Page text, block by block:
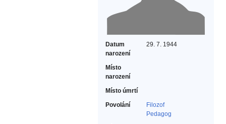
Datum
narození
29. 7. 1944
Místo
narození
Místo úmrtí
Povolání
Filozof‎
Pedagog‎